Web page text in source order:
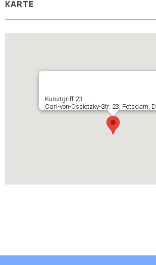
KARTE
Kunstgriff 23
Carl-von-Ossietzky-Str. 23, Potsdam,